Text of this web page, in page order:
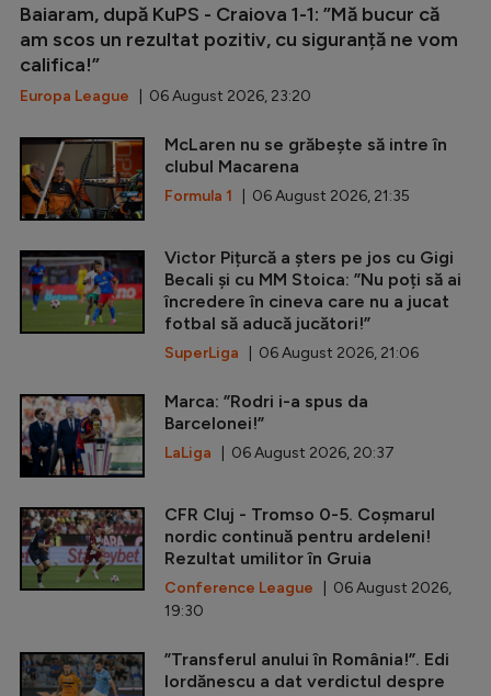
Baiaram, după KuPS - Craiova 1-1: ”Mă bucur că
am scos un rezultat pozitiv, cu siguranță ne vom
califica!”
Europa League | 06 August 2026, 23:20
McLaren nu se grăbește să intre în
clubul Macarena
Formula 1 | 06 August 2026, 21:35
Victor Pițurcă a șters pe jos cu Gigi
Becali și cu MM Stoica: ”Nu poți să ai
încredere în cineva care nu a jucat
fotbal să aducă jucători!”
SuperLiga | 06 August 2026, 21:06
Marca: ”Rodri i-a spus da
Barcelonei!”
LaLiga | 06 August 2026, 20:37
CFR Cluj - Tromso 0-5. Coșmarul
nordic continuă pentru ardeleni!
Rezultat umilitor în Gruia
Conference League | 06 August 2026,
19:30
”Transferul anului în România!”. Edi
Iordănescu a dat verdictul despre